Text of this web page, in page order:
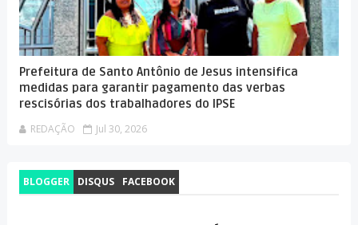
Prefeitura de Santo Antônio de Jesus intensifica
medidas para garantir pagamento das verbas
rescisórias dos trabalhadores do IPSE
REDAÇÃO Jul 30, 2026
BLOGGER DISQUS FACEBOOK